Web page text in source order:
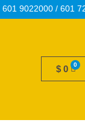
9022000 / 601
$0